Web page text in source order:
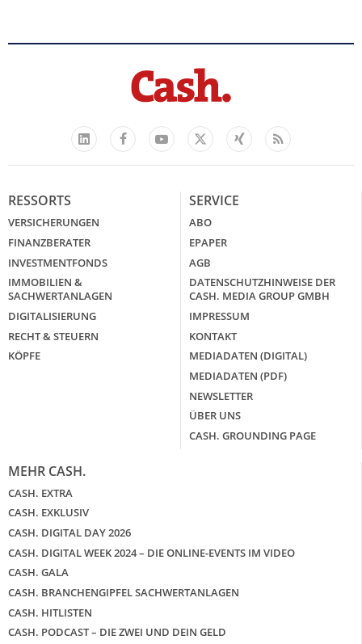
LinkedIn
FacebookYouTube
X
Xing Feed
RESSORTS
VERSICHERUNGEN
FINANZBERATER
INVESTMENTFONDS
IMMOBILIEN &
SACHWERTANLAGEN
DIGITALISIERUNG
RECHT & STEUERN
KÖPFE
SERVICE
ABO
EPAPER
AGB
DATENSCHUTZHINWEISE DER
CASH. MEDIA GROUP GMBH
IMPRESSUM
KONTAKT
MEDIADATEN (DIGITAL)
MEDIADATEN (PDF)
NEWSLETTER
ÜBER UNS
CASH. GROUNDING PAGE
MEHR CASH.
CASH. EXTRA
CASH. EXKLUSIV
CASH. DIGITAL DAY 2026
CASH. DIGITAL WEEK 2024 – DIE ONLINE-EVENTS IM VIDEO
CASH. GALA
CASH. BRANCHENGIPFEL SACHWERTANLAGEN
CASH. HITLISTEN
CASH. PODCAST – DIE ZWEI UND DEIN GELD